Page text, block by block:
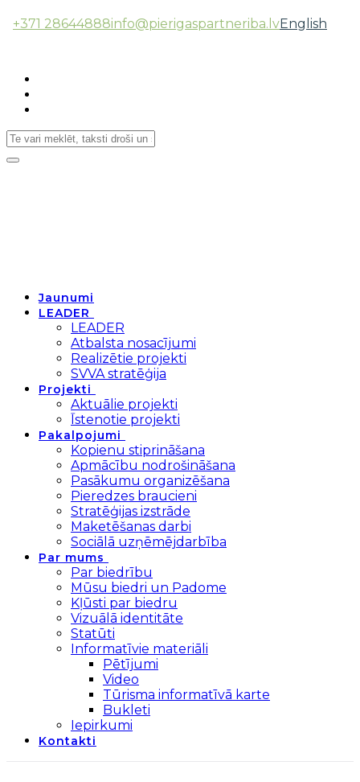
+371 28644888info@pierigaspartneriba.lvEnglish
Toggle
Jaunumi
LEADER
LEADER
Atbalsta nosacījumi
Realizētie projekti
SVVA stratēģija
Projekti
Aktuālie projekti
Īstenotie projekti
Pakalpojumi
Kopienu stiprināšana
Apmācību nodrošināšana
Pasākumu organizēšana
Pieredzes braucieni
Stratēģijas izstrāde
Maketēšanas darbi
Sociālā uzņēmējdarbība
Par mums
Par biedrību
Mūsu biedri un Padome
Kļūsti par biedru
Vizuālā identitāte
Statūti
Informatīvie materiāli
Pētījumi
Video
Tūrisma informatīvā karte
Bukleti
Iepirkumi
Kontakti